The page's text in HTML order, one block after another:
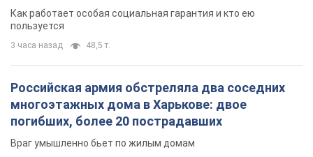
поселился
Как работает особая социальная гарантия и кто ею
пользуется
3 часа назад 48,5 т.
Российская армия обстреляла два соседних
многоэтажных дома в Харькове: двое
погибших, более 20 пострадавших
Враг умышленно бьет по жилым домам